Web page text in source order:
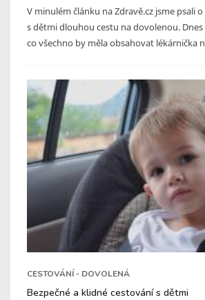
V minulém článku na Zdravě.cz jsme psali
s dětmi dlouhou cestu na dovolenou.
co všechno by měla obsahovat lékárnička
CESTOVÁNÍ - DOVOLENÁ
Bezpečné a klidné cestování s dětmi